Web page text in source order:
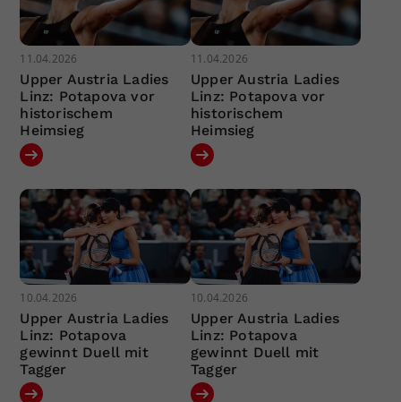
11.04.2026
Upper Austria Ladies
Linz: Potapova vor
historischem
Heimsieg
11.04.2026
Upper Austria Ladies
Linz: Potapova vor
historischem
Heimsieg
10.04.2026
Upper Austria Ladies
Linz: Potapova
gewinnt Duell mit
Tagger
10.04.2026
Upper Austria Ladies
Linz: Potapova
gewinnt Duell mit
Tagger